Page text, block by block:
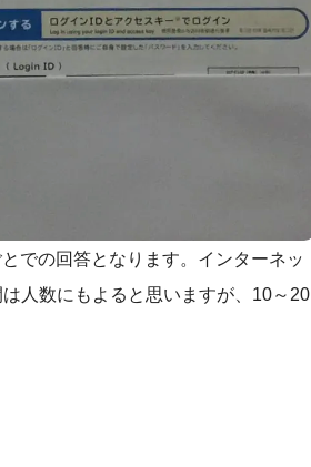
での回答となります。インターネッ
人数にもよると思いますが、10～20